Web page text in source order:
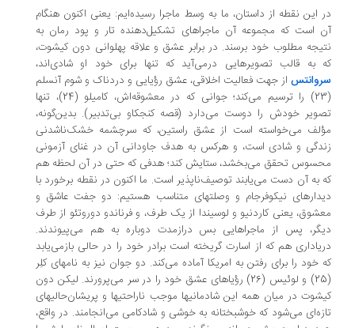
این نقطه از داستان، ما به وسط ماجرا رسیده‌ایم: یعنی اکنون هنگام
است که مجموعه آن ماجراهای تشکیل‌دهنده تار و پود رمان به
مطلوب خود برسند. در برابر عشق و علاقه پهلوانی دون کیشوت،
به قالب تصویرهایی درمی‌آید که تنها برای خود او شادی‌اند،
از جهت فعالیت اخلاقی، عشق رؤیایی و دردناک و شوم آنسلم
(23) را ترسیم می‌کند؛ جوانی که در معشوقه‌اش، کامیلو (24)، تنها
خودش را دوست می‌دارد (قصه کنجکاو بی‌تدبیر). بدین‌گونه،
می‌خواسته است از عشق راستین، که سرچشمه خشک‌ناشدنی
و شادی است، و هرکس به هدف جاودانی آن در غنای آزمونی
تحقق می‌بخشد، ستایش کند؛ هدفی که حتی در آن لحظه هم
به آن دست می‌یابند توصیف‌ناپذیر است. ما اکنون در نقطه برخورد با
نیکوفرجام و وصلتهای متناسب هستیم: دو جفت عاشق و
یعنی کاردنیو و لوسیندا از یک طرف، و فرناندو دوروتئو از طرف
پس از ماجراهایی بس درازمدت دوباره به هم می‌پیوندند.
هم که از اسارت گریخته است برادر خود را در حالی بازمی‌یابد
خود را برای رفتن به امریکا آماده می‌کند. دو جوان نیز به نامهای کلِر
(25) و لوئیس (26) رؤیاهای عشق خود را در سر می‌پرورند. لیکن دون
در میان همه این شادمانیها موجب ناراحتیها و پریشان‌حالیهای
می‌شود که خوشبختانه به خوشی و شادکامی می‌انجامند. در واقع،